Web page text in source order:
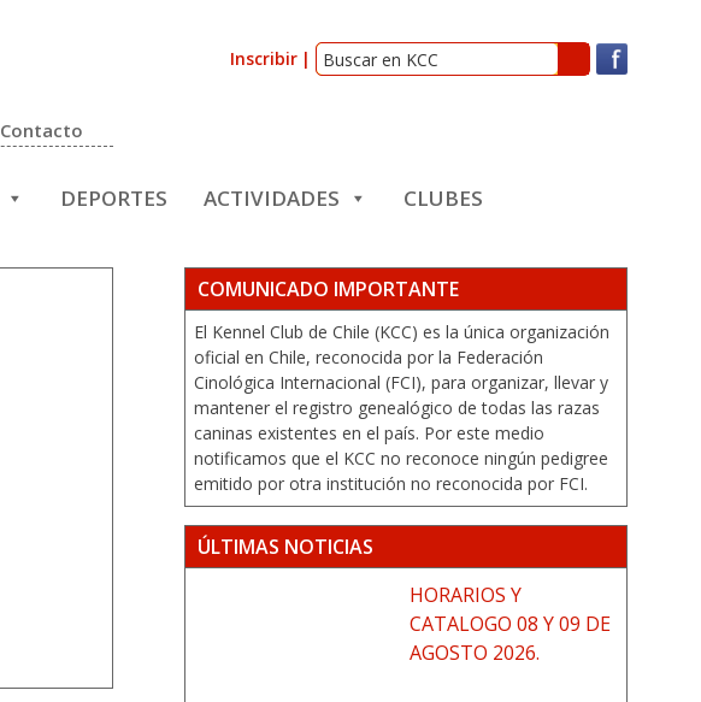
Inscribir
Contacto
DEPORTES ACTIVIDADES
CLUBES
COMUNICADO IMPORTANTE
El Kennel Club de Chile (KCC) es la única organización
oficial en Chile, reconocida por la Federación
Cinológica Internacional (FCI), para organizar, llevar y
mantener el registro genealógico de todas las razas
caninas existentes en el país. Por este medio
notificamos que el KCC no reconoce ningún pedigree
emitido por otra institución no reconocida por FCI.
ÚLTIMAS NOTICIAS
HORARIOS Y
CATALOGO 08 Y 09 DE
AGOSTO 2026.